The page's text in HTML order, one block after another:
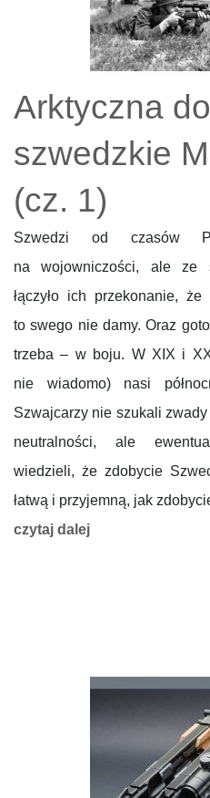
Arktyczna
szwedzkie
(cz. 1)
Szwedzi od czasów
na wojowniczości, ale ze
łączyło ich przekonanie,
to swego nie damy. Oraz
trzeba – w boju. W XIX i
nie wiadomo) nasi
Szwajcarzy nie szukali
neutralności, ale
wiedzieli, że zdobycie
łatwą i przyjemną, jak
czytaj dalej